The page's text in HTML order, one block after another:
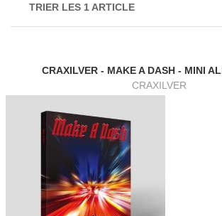
TRIER LES 1 ARTICLE
CRAXILVER - MAKE A DASH - MINI
CRAXILVER